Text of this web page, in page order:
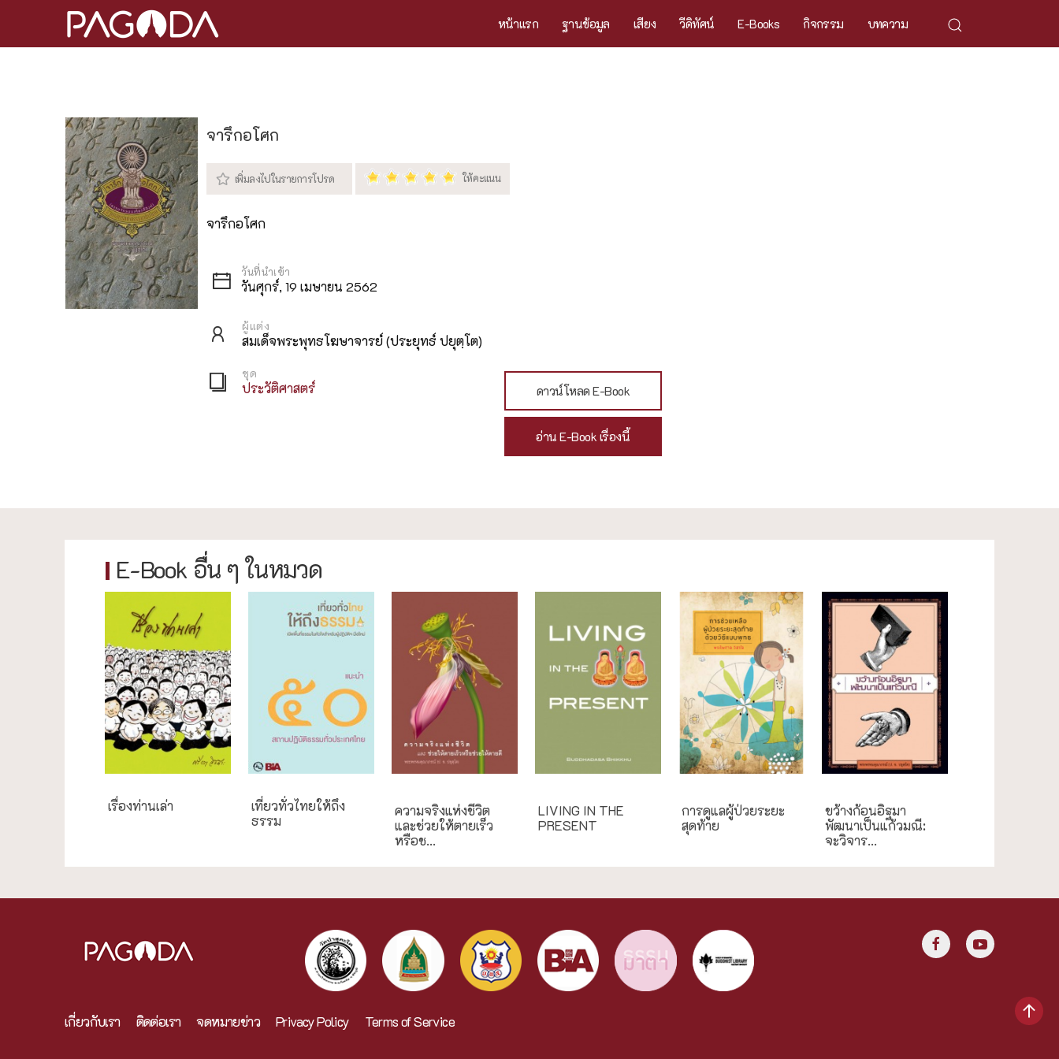
หน้าแรก ฐานข้อมูล เสียง วีดิทัศน์ E-Books กิจกรรม บทความ
จารึกอโศก
จารึกอโศก
วันศุกร์, 19 เมษายน 2562
ผู้แต่ง
สมเด็จพระพุทธโฆษาจารย์ (ประยุทธ์ ปยุตฺโต)
ชุด
ประวัติศาสตร์ ดาวน์โหลด E-Book
อ่าน E-Book เรื่องนี้
E-Book อื่น ๆ ในหมวด
เรื่องท่านเล่า
เที่ยวทั่วไทยให้ถึง
ธรรม
ความจริงแห่งชีวิต
และช่วยให้ตายเร็ว
หรือช...
LIVING IN THE
PRESENT
การดูแลผู้ป่วยระยะ
สุดท้าย
ขว้างก้อนอิฐมา
พัฒนาเป็นแก้วมณี:
จะวิจาร...
เกี่ยวกับเรา ติดต่อเรา จดหมายข่าว Privacy Policy Terms of Service